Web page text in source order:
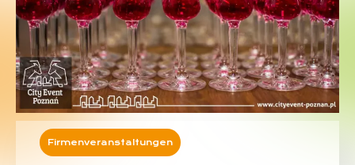
Firmenveranstaltungen